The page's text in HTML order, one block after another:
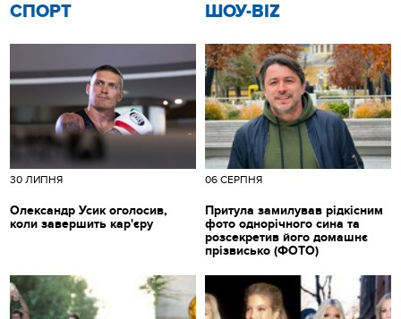
СПОРТ
30 ЛИПНЯ
Олександр Усик оголосив,
коли завершить кар'єру
ШОУ-BIZ
06 СЕРПНЯ
Притула замилував рідкісним
фото однорічного сина та
розсекретив його домашнє
прізвисько (ФОТО)